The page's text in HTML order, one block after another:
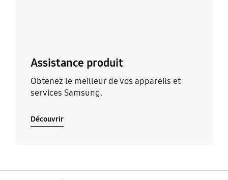
Assistance produit
Obtenez le meilleur de vos appareils et
services Samsung.
Découvrir